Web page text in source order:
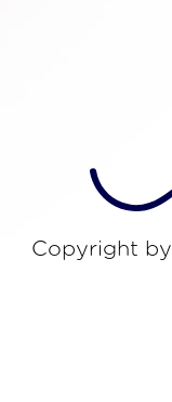
Copyright by